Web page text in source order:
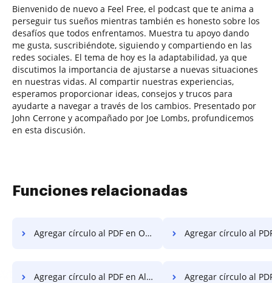
Bienvenido de nuevo a Feel Free, el podcast que te anima a
perseguir tus sueños mientras también es honesto sobre los
desafíos que todos enfrentamos. Muestra tu apoyo dando
me gusta, suscribiéndote, siguiendo y compartiendo en las
redes sociales. El tema de hoy es la adaptabilidad, ya que
discutimos la importancia de ajustarse a nuevas situaciones
en nuestras vidas. Al compartir nuestras experiencias,
esperamos proporcionar ideas, consejos y trucos para
ayudarte a navegar a través de los cambios. Presentado por
John Cerrone y acompañado por Joe Lombs, profundicemos
en esta discusión.
Funciones relacionadas
Agregar círculo al PDF en OPPO Agregar círculo al PDF
Agregar círculo al PDF en Alcatel Agregar círculo al PDF